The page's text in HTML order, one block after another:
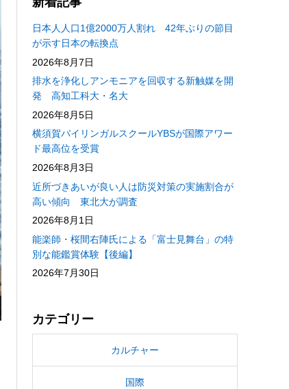
日本人人口1億2000万人割れ 42年ぶりの節目
が示す日本の転換点
2026年8月7日
排水を浄化しアンモニアを回収する新触媒を開
発 高知工科大・名大
2026年8月5日
横須賀バイリンガルスクールYBSが国際アワー
ド最高位を受賞
2026年8月3日
近所づきあいが良い人は防災対策の実施割合が
高い傾向 東北大が調査
2026年8月1日
能楽師・桜間右陣氏による「富士見舞台」の特
別な能鑑賞体験【後編】
2026年7月30日
カテゴリー
カルチャー
国際